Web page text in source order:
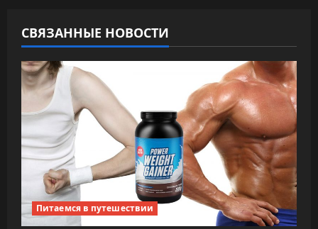
п
о
з
а
п
и
с
СВЯЗАННЫЕ НОВОСТИ
Питаемся в путешествии